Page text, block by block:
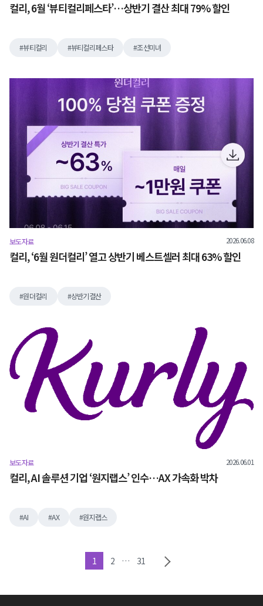
컬리, 6월 ‘뷰티컬리페스타’…상반기 결산 최대 79% 할인
뷰티컬리 뷰티컬리페스타 조선미녀
보도자료 2026.06.08
컬리, ‘6월 원더컬리’ 열고 상반기 베스트셀러 최대 63% 할인
원더컬리 상반기결산
보도자료 2026.06.01
컬리, AI 솔루션 기업 ‘원지랩스’ 인수…AX 가속화 박차
AI AX 원지랩스
1 2 … 31